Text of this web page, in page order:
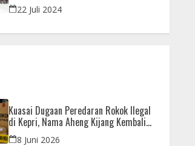
22 Juli 2024
Kuasai Dugaan Peredaran Rokok Ilegal
di Kepri, Nama Aheng Kijang Kembali
Disorot
8 Juni 2026